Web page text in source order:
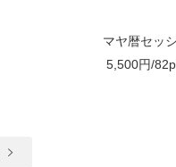
マヤ暦セッ
5,500円/